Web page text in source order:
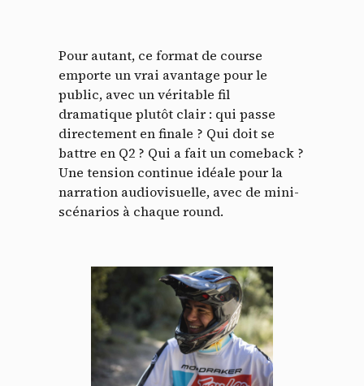
Pour autant, ce format de course
emporte un vrai avantage pour le
public, avec un véritable fil
dramatique plutôt clair : qui passe
directement en finale ? Qui doit se
battre en Q2 ? Qui a fait un comeback ?
Une tension continue idéale pour la
narration audiovisuelle, avec de mini-
scénarios à chaque round.